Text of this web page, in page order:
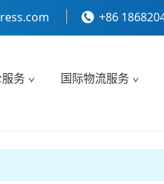
+86
务 国际物流服务